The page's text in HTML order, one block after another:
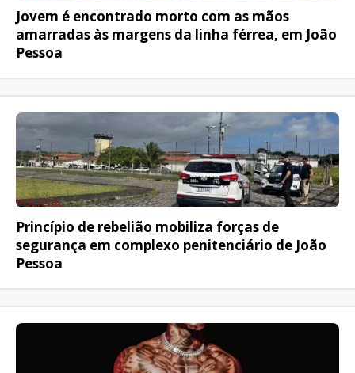
Jovem é encontrado morto com as mãos
amarradas às margens da linha férrea, em João
Pessoa
POLICIAL
Princípio de rebelião mobiliza forças de
segurança em complexo penitenciário de João
Pessoa